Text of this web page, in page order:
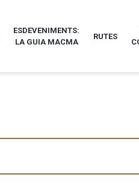
ESDEVENIMENTS:
LA GUIA MACMA
RUTES